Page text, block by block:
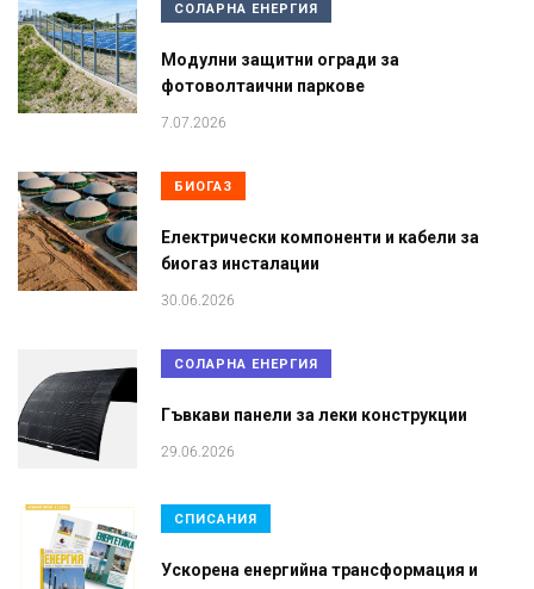
СОЛАРНА ЕНЕРГИЯ
Модулни защитни огради за
фотоволтаични паркове
7.07.2026
БИОГАЗ
Електрически компоненти и кабели за
биогаз инсталации
30.06.2026
СОЛАРНА ЕНЕРГИЯ
Гъвкави панели за леки конструкции
29.06.2026
СПИСАНИЯ
Ускорена енергийна трансформация и